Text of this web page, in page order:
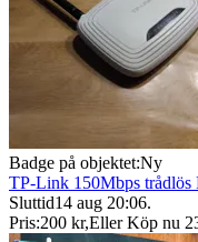
Badge på objektet:Ny
TP-Link 150Mbps
Sluttid14 aug 20:06.
Pris:200 kr,Eller Köp nu